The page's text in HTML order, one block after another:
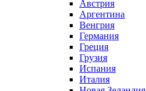
Австрия
Аргентина
Венгрия
Германия
Греция
Грузия
Испания
Италия